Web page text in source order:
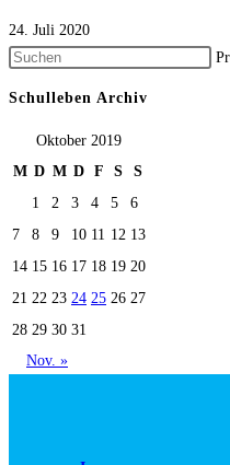
24. Juli 2020
Schulleben Archiv
Oktober 2019
M D M D F S
S
1
2 3 4 5
6
7
8 9 10 11 12 13
14 15 16 17 18 19 20
21 22 23 24 25 26 27
28 29 30 31
Nov. »